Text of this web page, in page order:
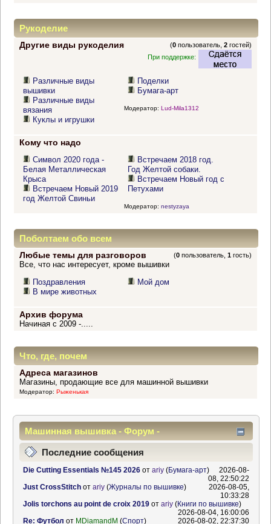
Рукоделие
Другие виды рукоделия (0 пользователь,2 гостей)
При поддержке:
Различные виды
вышивки
Различные виды
вязания
Куклы и игрушки
Поделки
Бумага-арт
Модератор: Lud-Mila1312
Кому что надо
Символ 2020 года -
Белая Металлическая
Крыса
Встречаем Новый 2019
год Желтой Свиньи
Встречаем 2018 год.
Год Желтой собаки.
Встречаем Новый год с
Петухами
Модератор: nestyzaya
Поболтаем обо всем
Любые темы для разговоров (0 пользователь,1 гость)
Все, что нас интересует, кроме вышивки
Поздравления
В мире животных
Мой дом
Архив форума
Начиная с 2009 -.....
Что, где, почем
Адреса магазинов
Магазины, продающие все для машинной вышивки
Модератор: Рыженькая
Машинная вышивка - Форум -
Информационный центр
Последние сообщения
Die Cutting Essentials №145 2026от ariy(Бумага-арт)
2026-08-
08, 22:50:22
Just CrossStitchот ariy(Журналы по вышивке)
2026-08-05,
10:33:28
Jolis torchons au point de croix 2019от ariy(Книги по вышивке)
2026-08-04, 16:00:06
Re: Футбол от MDiamandM (Спорт)
2026-08-02, 22:37:30